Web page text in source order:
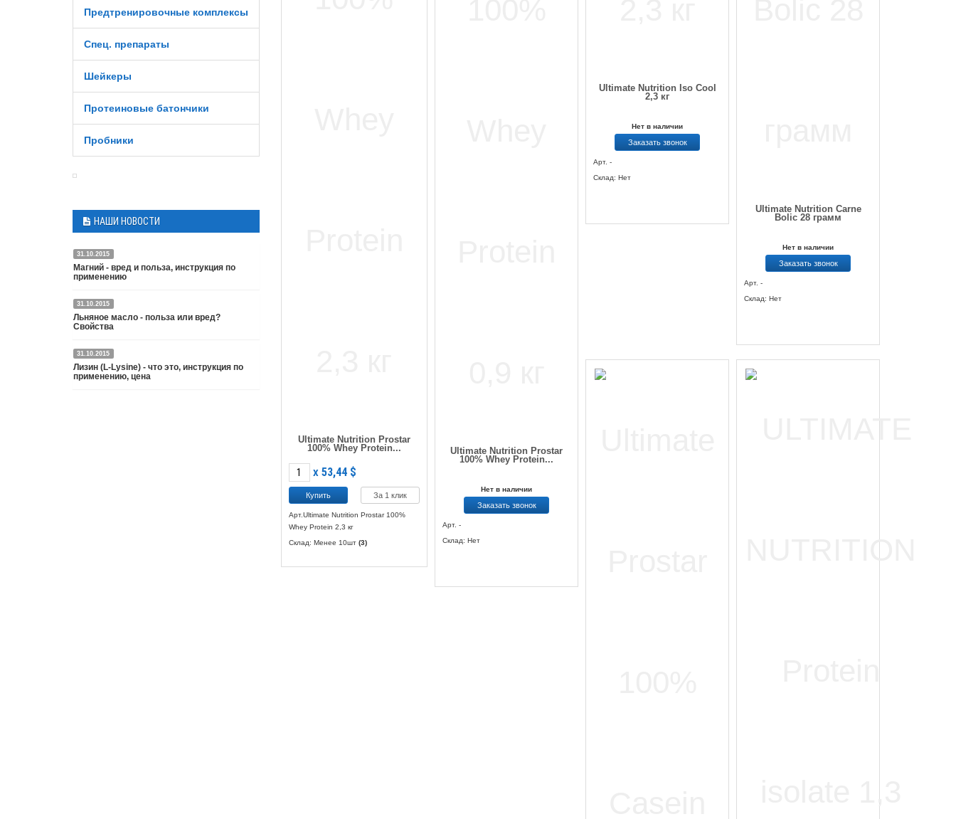
Предтренировочные комплексы
Спец. препараты
Шейкеры
Протеиновые батончики
Пробники
НАШИ НОВОСТИ
31.10.2015
Магний - вред и польза, инструкция по
применению
31.10.2015
Льняное масло - польза или вред?
Свойства
Преимущество льняного масла - это
наличие в его составе альфа-
31.10.2015
Лизин (L-Lysine) - что это, инструкция по
применению, цена
Ultimate Nutrition Prostar
100% Whey Protein...
X 53,44 $
За 1 клик
Арт.Ultimate Nutrition Prostar 100%
Whey Protein 2,3 кг
Склад: Менее 10шт (3)
Ultimate Nutrition Prostar
100% Whey Protein...
Нет в наличии
Заказать звонок
Арт. -
Склад: Нет
Ultimate Nutrition Iso Cool
2,3 кг
Нет в наличии
Заказать звонок
Арт. -
Склад: Нет
Ultimate Nutrition Carne
Bolic 28 грамм
Нет в наличии
Заказать звонок
Арт. -
Склад: Нет